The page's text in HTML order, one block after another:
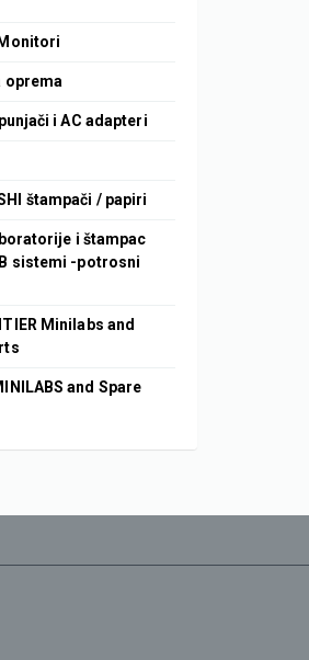
oprema
i AC adapteri
štampači / papiri
i štampac
sistemi -potrosni
Minilabs and
and Spare